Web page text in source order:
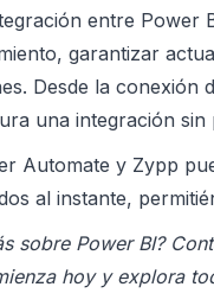
entre Power
garantizar
Desde la conexión
una integración sin
Automate y Zypp
al instante,
sobre Power BI?
hoy y explora